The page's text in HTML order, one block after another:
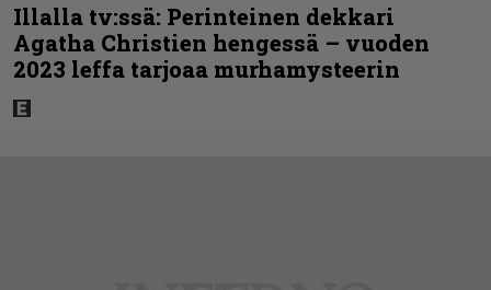
Illalla tv:ssä: Perinteinen dekkari
Agatha Christien hengessä – vuoden
2023 leffa tarjoaa murhamysteerin